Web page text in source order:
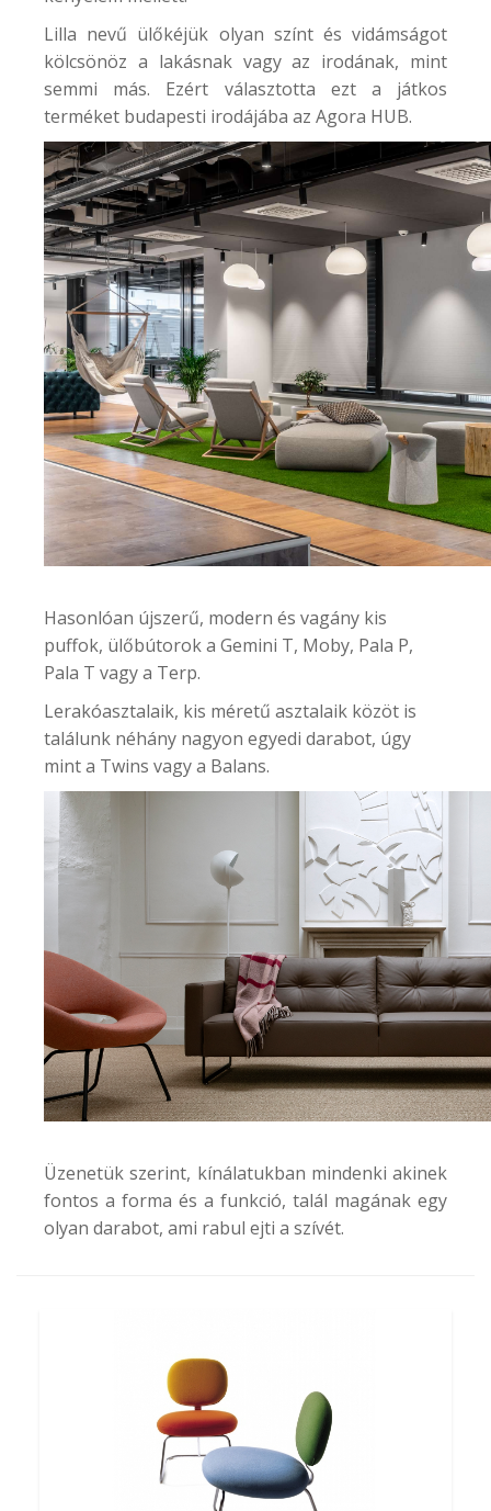
Lilla nevű ülőkéjük olyan színt és vidámságot
kölcsönöz a lakásnak vagy az irodának, mint
semmi más. Ezért választotta ezt a játkos
terméket budapesti irodájába az Agora HUB.
Hasonlóan újszerű, modern és vagány kis
puffok, ülőbútoroka Gemini T, Moby, Pala P,
Pala T vagy a Terp.
Lerakóasztalaik, kis méretű asztalaik közöt is
találunk néhány nagyon egyedi darabot, úgy
mint a Twins vagy a Balans.
Üzenetük szerint, kínálatukban mindenki akinek
fontos a forma és a funkció, talál magának egy
olyan darabot, ami rabul ejti a szívét.